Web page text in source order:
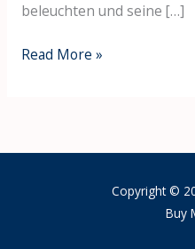
beleuchten und seine […]
Read More »
Copyright ©
Buy